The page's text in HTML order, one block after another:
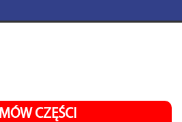
CZĘŚCI